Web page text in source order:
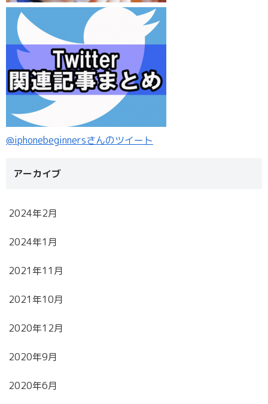
@iphonebeginnersさんのツイート
アーカイブ
2024年2月
2024年1月
2021年11月
2021年10月
2020年12月
2020年9月
2020年6月